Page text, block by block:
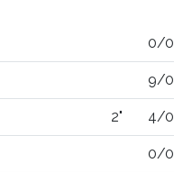
0/0
9/0
2" 4/0
0/0